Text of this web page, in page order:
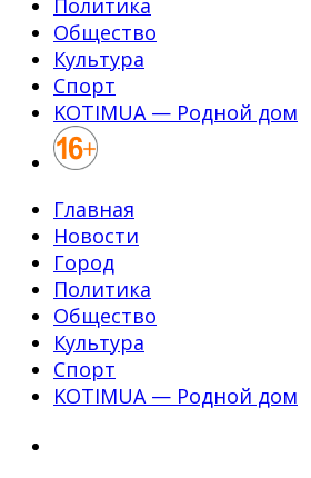
Политика
Общество
Культура
Спорт
KOTIMUA — Родной дом
Главная
Новости
Город
Политика
Общество
Культура
Спорт
KOTIMUA — Родной дом